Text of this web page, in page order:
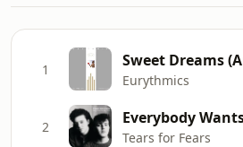
1
Eurythmics
2
Tears for Fears